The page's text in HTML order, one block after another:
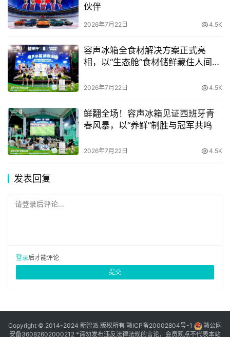
套全新的多模态强化学习体系。
粒度奖励信号，对数学、代码、多步推理等复杂任务进行事
实性约束，降低模型幻觉率。同时，团队引入Accuracy
Filtering机制，对训练轨迹进行实时质量筛选，剔除逻辑断
层与低质量样本，提升强化学习稳定性。此外，针对多任务
学习中的“灾难性遗忘”问题，快手还创新性引入跨模态
MOPD（多专家策略蒸馏/合并）技术。
通过动态路由与参数融合，模型在持续增强视频理解与
遵循等通用能力稳定增长。下图是Keye-VL-2.0-30B-A3B
伙伴
2026年7月22日 4.5K
容声冰箱全食材解决方案正式亮
相，以“生态舱”食材储鲜藏住人间烟
2026年7月22日 4.5K
鲜翻全场！容声冰箱见证西班牙青
春风暴，以“养鲜”制胜与冠军共鸣
2026年7月22日 4.5K
发表回复
请登录后评论...
登录后才能评论
提交
Copyright © 2014-2024 新智派 版权所有 赣ICP备20002804号-1
赣公网
安备36082602000212 *请勿发布违反法律法规的言论，会员观点不代表本站